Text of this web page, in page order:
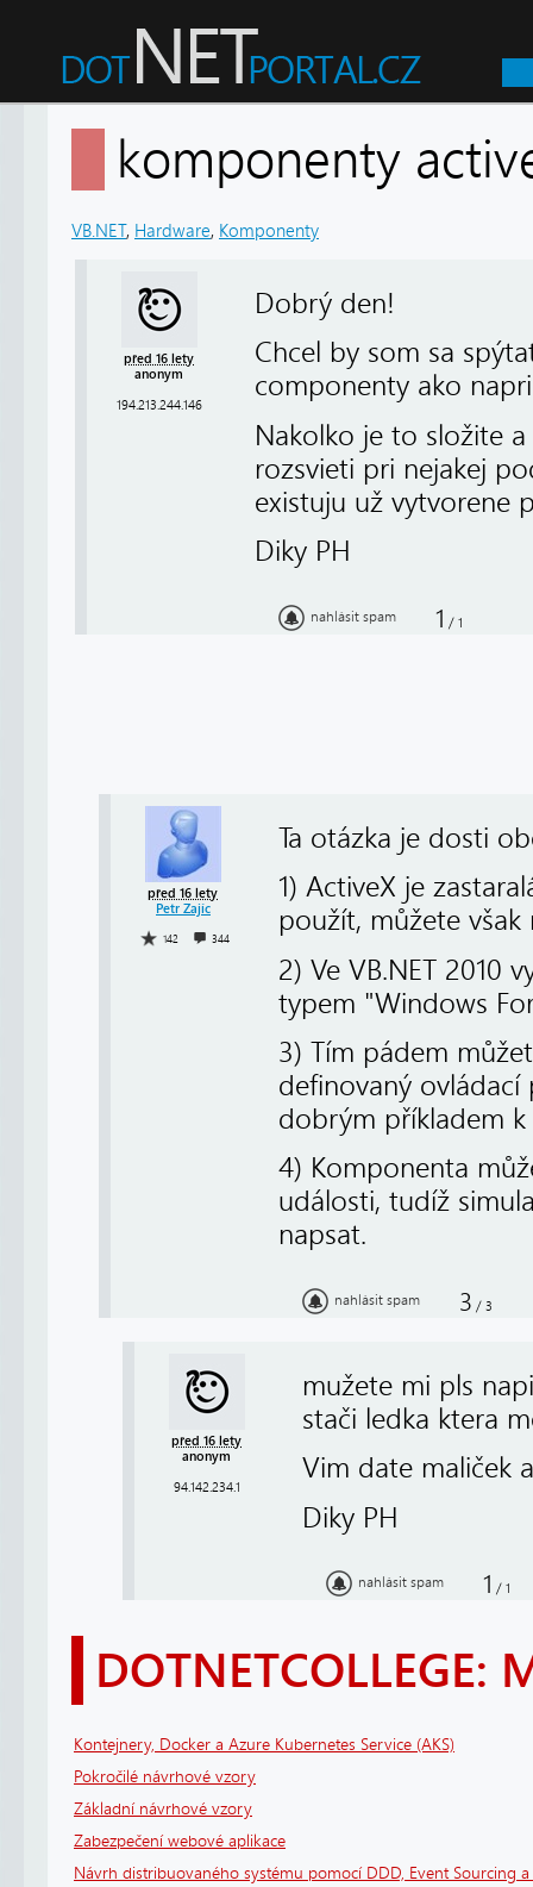
komponenty
VB.NET, Hardware, Komponenty
před 16 lety
anonym
194.213.244.146
Dobrý den!
Chcel by som sa
componenty ako
Nakolko je to složite
rozsvieti pri nejakej
existuju už vytvorene
Diky PH
nahlásit spam 1 / 1
před 16 lety
Petr Zajíc
142 344
Ta otázka je dosti
1) ActiveX je
použít, můžete však
2) Ve VB.NET 2010
typem "Windows
3) Tím pádem
definovaný ovládací
dobrým příkladem
4) Komponenta
události, tudíž
napsat.
nahlásit spam 3 / 3
před 16 lety
anonym
94.142.234.1
mužete mi pls
stači ledka ktera
Vim date maliček
Diky PH
nahlásit spam 1 / 1
DOTNETCOLLEGE:
Kontejnery, Docker a Azure Kubernetes Service (AKS)
Pokročilé návrhové vzory
Základní návrhové vzory
Zabezpečení webové aplikace
Návrh distribuovaného systému pomocí DDD, Event Sourcing a